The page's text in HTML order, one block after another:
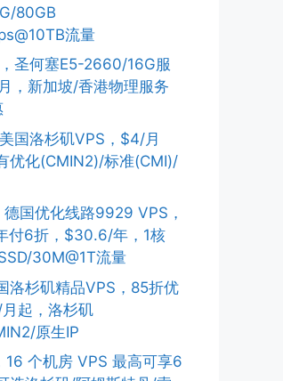
80GB
流量
圣何塞E5-2660/16G服
，新加坡/香港物理服务
国洛杉矶VPS，$4/月
优化(CMIN2)/标准(CMI)/
国优化线路9929 VPS，
付6折，$30.6/年，1核
30M@1T流量
洛杉矶精品VPS，85折优
起，洛杉矶
原生IP
个机房 VPS 最高可享6